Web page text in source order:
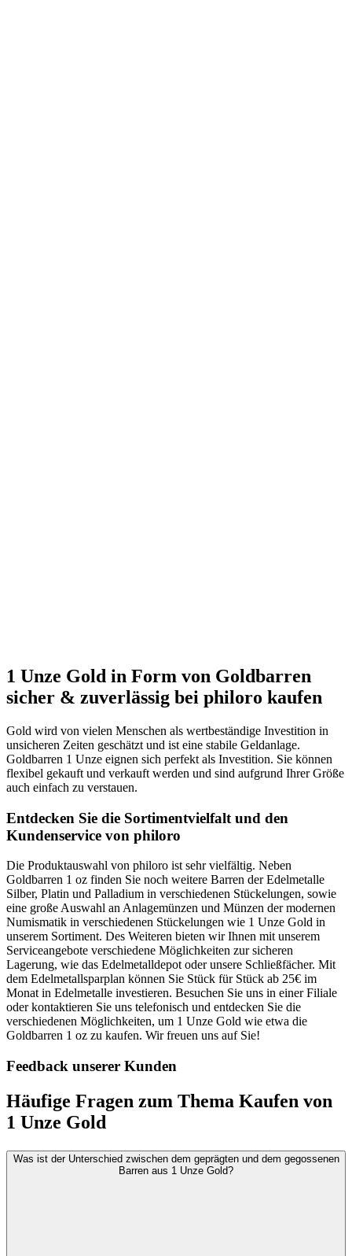
1 Unze Gold in Form von Goldbarren
sicher & zuverlässig bei philoro kaufen
Gold wird von vielen Menschen als wertbeständige Investition in
unsicheren Zeiten geschätzt und ist eine stabile Geldanlage.
Goldbarren 1 Unze eignen sich perfekt als Investition. Sie können
flexibel gekauft und verkauft werden und sind aufgrund Ihrer Größe
auch einfach zu verstauen.
Entdecken Sie die Sortimentvielfalt und den
Kundenservice von philoro
Die Produktauswahl von philoro ist sehr vielfältig. Neben
Goldbarren 1 oz finden Sie noch weitere Barren der Edelmetalle
Silber, Platin und Palladium in verschiedenen Stückelungen, sowie
eine große Auswahl an Anlagemünzen und Münzen der modernen
Numismatik in verschiedenen Stückelungen wie 1 Unze Gold in
unserem Sortiment. Des Weiteren bieten wir Ihnen mit unserem
Serviceangebote verschiedene Möglichkeiten zur sicheren
Lagerung, wie das Edelmetalldepot oder unsere Schließfächer. Mit
dem Edelmetallsparplan können Sie Stück für Stück ab 25€ im
Monat in Edelmetalle investieren. Besuchen Sie uns in einer Filiale
oder kontaktieren Sie uns telefonisch und entdecken Sie die
verschiedenen Möglichkeiten, um 1 Unze Gold wie etwa die
Goldbarren 1 oz zu kaufen. Wir freuen uns auf Sie!
Feedback unserer Kunden
Häufige Fragen zum Thema Kaufen von
1 Unze Gold
Was ist der Unterschied zwischen dem geprägten und dem gegossenen
Barren aus 1 Unze Gold?